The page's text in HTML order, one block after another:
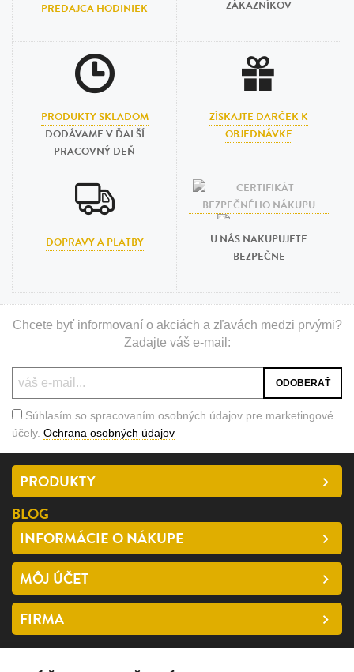
PREDAJCA HODINIEK
ZÁKAZNÍKOV
PRODUKTY SKLADOM
DODÁVAME V ĎALŠÍ
PRACOVNÝ DEŇ
ZÍSKAJTE DARČEK K
OBJEDNÁVKE
DOPRAVY A PLATBY
U NÁS NAKUPUJETE
BEZPEČNE
Chcete byť informovaní o akciách a zľavách medzi prvými?
Zadajte váš e-mail:
Súhlasím so spracovaním osobných údajov pre marketingové
účely. Ochrana osobných údajov
PRODUKTY
BLOG
INFORMÁCIE O NÁKUPE
MÔJ ÚČET
FIRMA